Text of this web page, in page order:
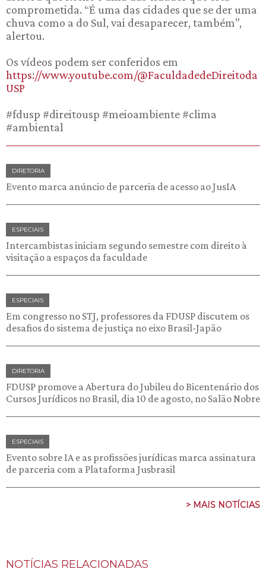
comprometida. “É uma das cidades que se der uma
chuva como a do Sul, vai desaparecer, também”,
alertou.
Os vídeos podem ser conferidos em
https://www.youtube.com/@FaculdadedeDireitoda
USP
#fdusp #direitousp #meioambiente #clima
#ambiental
DIRETORIA
Evento marca anúncio de parceria de acesso ao JusIA
ESPECIAIS
Intercambistas iniciam segundo semestre com direito à
visitação a espaços da faculdade
ESPECIAIS
Em congresso no STJ, professores da FDUSP discutem os
desafios do sistema de justiça no eixo Brasil-Japão
DIRETORIA
FDUSP promove a Abertura do Jubileu do Bicentenário dos
Cursos Jurídicos no Brasil, dia 10 de agosto, no Salão Nobre
ESPECIAIS
Evento sobre IA e as profissões jurídicas marca assinatura
de parceria com a Plataforma Jusbrasil
> MAIS NOTÍCIAS
NOTÍCIAS RELACIONADAS